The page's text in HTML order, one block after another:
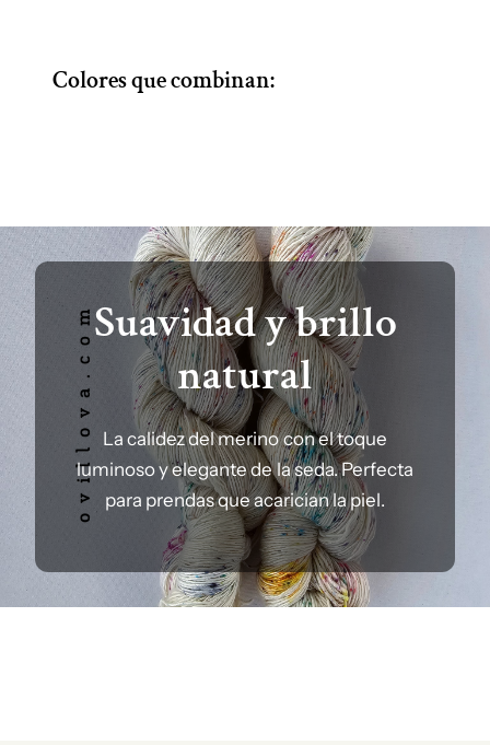
Colores que combinan:
Suavidad y brillo
natural
La calidez del merino con el toque
luminoso y elegante de la seda. Perfecta
para prendas que acarician la piel.